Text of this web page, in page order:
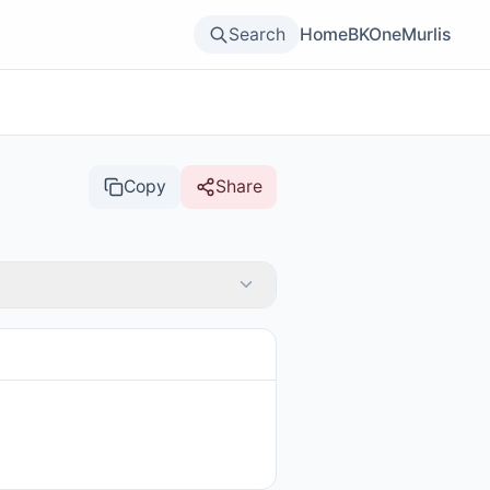
Search HomeBKOneMurlis
Copy Share